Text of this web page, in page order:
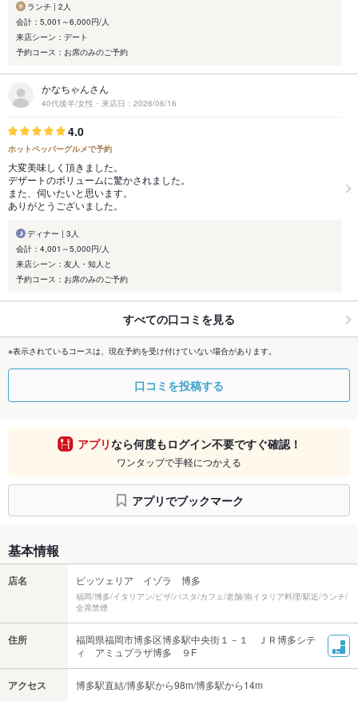
ランチ | 2人
会計：5,001～6,000円/人
来店シーン：デート
予約コース：お席のみのご予約
かなちゃんさん
40代後半/女性・来店日：2026/06/16
4.0
ホットペッパーグルメで予約
大変美味しく頂きました。
デザートのボリュームに驚かされました。
また、伺いたいと思います。
ありがとうございました。
ディナー | 3人
会計：4,001～5,000円/人
来店シーン：友人・知人と
予約コース：お席のみのご予約
すべての口コミを見る
※表示されているコースは、現在予約を受け付けていない場合があります。
口コミを投稿する
アプリなら何度もログイン不要ですぐ確認！
ワンタップで手軽につかえる
アプリでブックマーク
基本情報
店名 ピッツェリア イゾラ 博多
福岡/博多/イタリアン/ピザ/パスタ/カフェ/老舗/南イタリア料理/駅近/ランチ/
全席禁煙
住所
福岡県福岡市博多区博多駅中央街１－１ ＪＲ博多シテ
ィ アミュプラザ博多 ９F
アクセス 博多駅直結/博多駅から98m/博多駅から14m